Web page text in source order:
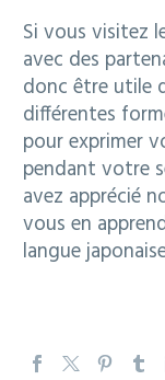
Si vous visitez
avec des
donc être utile
différentes
pour exprimer
pendant votre
avez apprécié
vous en
langue